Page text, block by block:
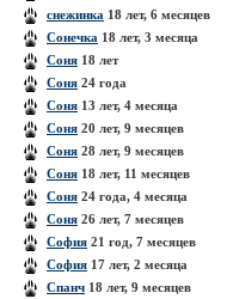
снежинка 18 лет, 6 месяцев
Сонечка 18 лет, 3 месяца
Соня 18 лет
Соня 24 года
Соня 13 лет, 4 месяца
Соня 20 лет, 9 месяцев
Соня 28 лет, 9 месяцев
Соня 18 лет, 11 месяцев
Соня 24 года, 4 месяца
Соня 26 лет, 7 месяцев
София 21 год, 7 месяцев
София 17 лет, 2 месяца
Спанч 18 лет, 9 месяцев